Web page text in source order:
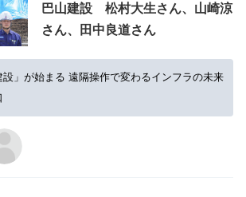
巴山建設 松村大生さん、山崎涼
さん、田中良道さん
作で変わるインフラの未来